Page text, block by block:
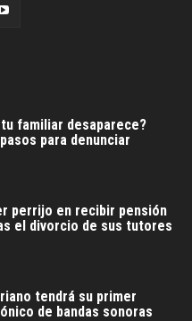
familiar desaparece?
para denunciar
perrijo en recibir pensión
el divorcio de sus tutores
tendrá su primer
de bandas sonoras